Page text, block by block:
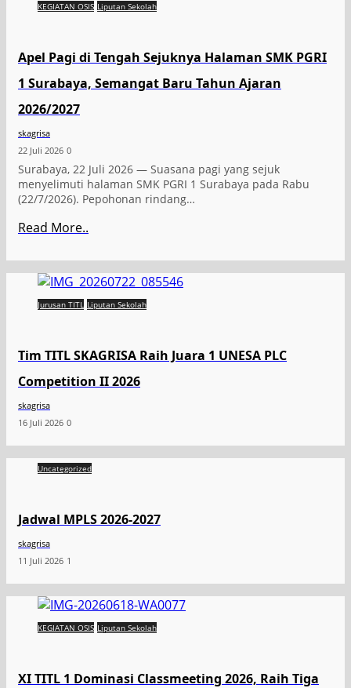
KEGIATAN OSIS Liputan Sekolah
Apel Pagi di Tengah Sejuknya Halaman SMK PGRI
1 Surabaya, Semangat Baru Tahun Ajaran
2026/2027
skagrisa
22 Juli 2026 0
Surabaya, 22 Juli 2026 — Suasana pagi yang sejuk
menyelimuti halaman SMK PGRI 1 Surabaya pada Rabu
(22/7/2026). Pepohonan rindang…
Read More..
Jurusan TITL Liputan Sekolah
Tim TITL SKAGRISA Raih Juara 1 UNESA PLC
Competition II 2026
skagrisa
16 Juli 2026 0
Uncategorized
Jadwal MPLS 2026-2027
skagrisa
11 Juli 2026 1
KEGIATAN OSIS Liputan Sekolah
XI TITL 1 Dominasi Classmeeting 2026, Raih Tiga